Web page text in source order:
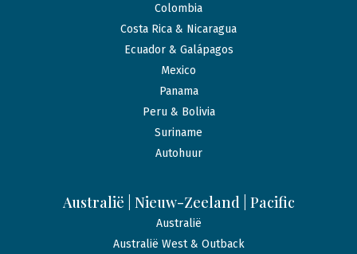
Colombia
Costa Rica & Nicaragua
Ecuador & Galápagos
Mexico
Panama
Peru & Bolivia
Suriname
Autohuur
Australië | Nieuw-Zeeland | Pacific
Australië
Australië West & Outback